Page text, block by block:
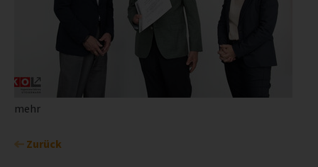
mehr
Zurück